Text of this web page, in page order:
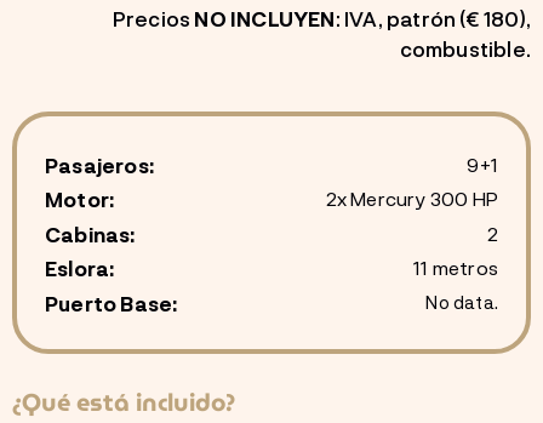
Precios NO INCLUYEN: IVA, patrón (€ 180),
combustible.
Pasajeros: 9+1
Motor: 2x Mercury 300 HP
Cabinas: 2
Eslora: 11 metros
Puerto Base: No data.
¿Qué está incluido?